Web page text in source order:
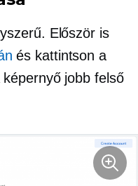
Először is
és kattintson a
jobb felső